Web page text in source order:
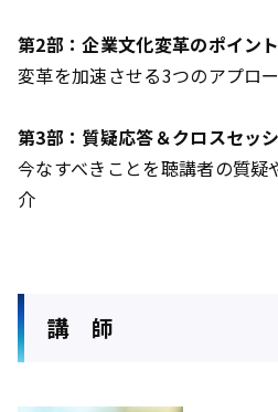
第2部：企業文化変革のポイント
変革を加速させる3つのアプロ
第3部：質疑応答＆クロスセッ
今なすべきことを聴講者の質疑
介
講 師